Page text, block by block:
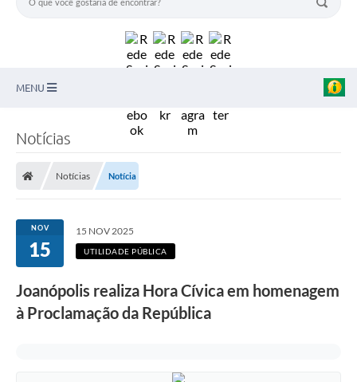
MENU
Transparência
Editais
Diário Oficial
Conselhos
Notícias
Notícias Notícia
NOV
15
15 NOV 2025
UTILIDADE PÚBLICA
Joanópolis realiza Hora Cívica em homenagem
à Proclamação da República